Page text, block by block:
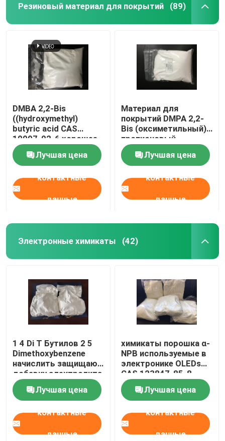
Резиновый материал для покрытий (89)
DMBA 2,2-Bis
((hydroxymethyl)
butyric acid CAS
10097-02-6 хорошее
скрещивающее и
гидрофильное
средство или
используется для
производства
высокомолекулярной
Лучшая цена
контактные
данные
Материал для
покрытий DMPA 2,2-
Bis (оксиметильный)
пропионовый
кисловочный CAS
4767-03-7 резиновый
Лучшая цена
контактные
данные
Электронные химикаты (42)
1 4 Di T Бутилов 2 5
Dimethoxybenzene
начислить защищают
добавку электролита
Лучшая цена
контактные
данные
химикаты порошка α-
NPB используемые в
электронике OLEDs
CAS 123847-85-8
Лучшая цена
контактные
данные